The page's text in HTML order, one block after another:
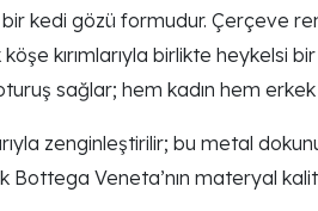
bir kedi gözü formudur.
kırımlarıyla birlikte heykelsi
sağlar; hem kadın hem erkek
zenginleştirilir; bu metal
Veneta’nın materyal